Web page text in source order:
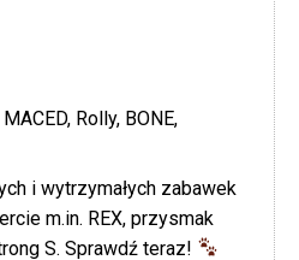
Rolly, BONE,
i wytrzymałych zabawek
m.in. REX, przysmak
S. Sprawdź teraz!